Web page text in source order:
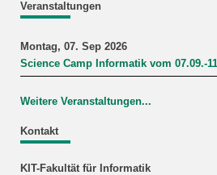
Veranstaltungen
Montag, 07. Sep 2026
Science Camp Informatik vom 07.09.-
Weitere Veranstaltungen...
Kontakt
KIT-Fakultät für Informatik